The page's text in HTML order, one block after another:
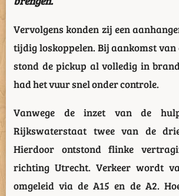
Vervolgens konden zij een
tijdig loskoppelen. Bij aankomst
stond de pickup al volledig in
had het vuur snel onder controle.
Vanwege de inzet van de
Rijkswaterstaat twee van de
Hierdoor ontstond flinke
richting Utrecht. Verkeer wordt
omgeleid via de A15 en de A2.